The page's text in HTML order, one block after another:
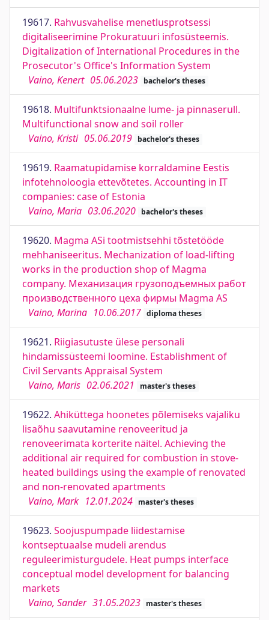
19617. Rahvusvahelise menetlusprotsessi
digitaliseerimine Prokuratuuri infosüsteemis.
Digitalization of International Procedures in the
Prosecutor's Office's Information System
Vaino, Kenert 05.06.2023 bachelor's theses
19618. Multifunktsionaalne lume- ja pinnaserull.
Multifunctional snow and soil roller
Vaino, Kristi 05.06.2019 bachelor's theses
19619. Raamatupidamise korraldamine Eestis
infotehnoloogia ettevõtetes. Accounting in IT
companies: case of Estonia
Vaino, Maria 03.06.2020 bachelor's theses
19620. Magma ASi tootmistsehhi tõstetööde
mehhaniseeritus. Mechanization of load-lifting
works in the production shop of Magma
company. Механизация грузоподъемных работ
производственного цеха фирмы Magma AS
Vaino, Marina 10.06.2017 diploma theses
19621. Riigiasutuste ülese personali
hindamissüsteemi loomine. Establishment of
Civil Servants Appraisal System
Vaino, Maris 02.06.2021 master's theses
19622. Ahiküttega hoonetes põlemiseks vajaliku
lisaõhu saavutamine renoveeritud ja
renoveerimata korterite näitel. Achieving the
additional air required for combustion in stove-
heated buildings using the example of renovated
and non-renovated apartments
Vaino, Mark 12.01.2024 master's theses
19623. Soojuspumpade liidestamise
kontseptuaalse mudeli arendus
reguleerimisturgudele. Heat pumps interface
conceptual model development for balancing
markets
Vaino, Sander 31.05.2023 master's theses